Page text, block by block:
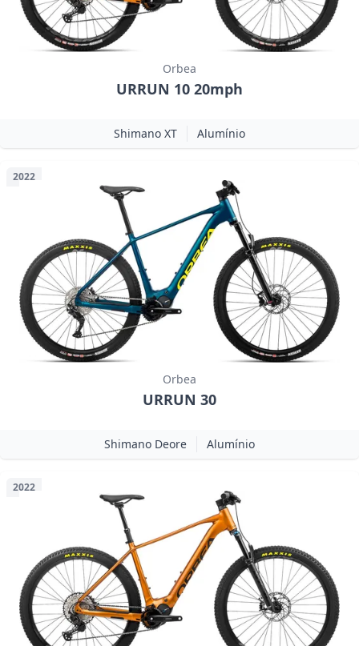
Orbea
URRUN 10 20mph
Shimano XT Alumínio
2022
Orbea
URRUN 30
Shimano Deore Alumínio
2022